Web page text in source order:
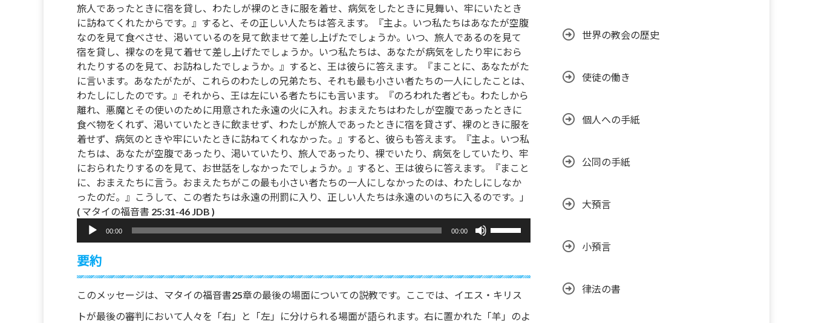
旅人であったときに宿を貸し、わたしが裸のときに服を着せ、病気をしたときに見舞い、牢にいたとき
に訪ねてくれたからです。』すると、その正しい人たちは答えます。『主よ。いつ私たちはあなたが空腹
なのを見て食べさせ、渇いているのを見て飲ませて差し上げたでしょうか。いつ、旅人であるのを見て
宿を貸し、裸なのを見て着せて差し上げたでしょうか。いつ私たちは、あなたが病気をしたり牢におら
れたりするのを見て、お訪ねしたでしょうか。』すると、王は彼らに答えます。『まことに、あなたがた
に言います。あなたがたが、これらのわたしの兄弟たち、それも最も小さい者たちの一人にしたことは、
わたしにしたのです。』それから、王は左にいる者たちにも言います。『のろわれた者ども。わたしから
離れ、悪魔とその使いのために用意された永遠の火に入れ。おまえたちはわたしが空腹であったときに
食べ物をくれず、渇いていたときに飲ませず、わたしが旅人であったときに宿を貸さず、裸のときに服を
着せず、病気のときや牢にいたときに訪ねてくれなかった。』すると、彼らも答えます。『主よ。いつ私
たちは、あなたが空腹であったり、渇いていたり、旅人であったり、裸でいたり、病気をしていたり、牢
におられたりするのを見て、お世話をしなかったでしょうか。』すると、王は彼らに答えます。『まこと
に、おまえたちに言う。おまえたちがこの最も小さい者たちの一人にしなかったのは、わたしにしなか
ったのだ。』こうして、この者たちは永遠の刑罰に入り、正しい人たちは永遠のいのちに入るのです。」
( マタイの福音書 25:31-46 JDB )
声
プ
レ
ヤ
ー
00:00 00:00
リ
ム
節
に
要約
このメッセージは、マタイの福音書25章の最後の場面についての説教です。ここでは、イエス・キリス
トが最後の審判において人々を「右」と「左」に分けられる場面が語られます。右に置かれた「羊」のよ
世界の教会の歴史
使徒の働き
個人への手紙
公同の手紙
大預言
小預言
律法の書